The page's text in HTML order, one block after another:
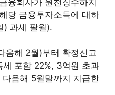
당 금융투자소득에 대하
) 과세 팔월).
음해 2월)부터 확정신고
포함 22%, 3억원 초과
음해 5월말까지 지급한